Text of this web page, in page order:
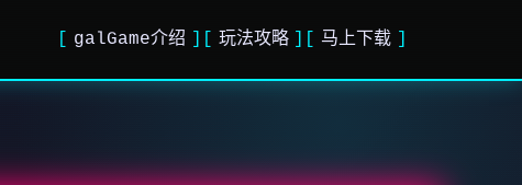
galGame介绍 玩法攻略 马上下载